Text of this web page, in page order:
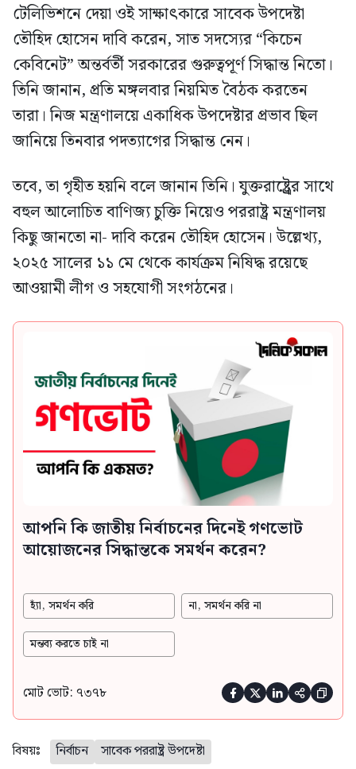
টেলিভিশনে দেয়া ওই সাক্ষাৎকারে সাবেক উপদেষ্টা
তৌহিদ হোসেন দাবি করেন, সাত সদস্যের “কিচেন
কেবিনেট” অন্তর্বর্তী সরকারের গুরুত্বপূর্ণ সিদ্ধান্ত নিতো।
তিনি জানান, প্রতি মঙ্গলবার নিয়মিত বৈঠক করতেন
তারা। নিজ মন্ত্রণালয়ে একাধিক উপদেষ্টার প্রভাব ছিল
জানিয়ে তিনবার পদত্যাগের সিদ্ধান্ত নেন।
তবে, তা গৃহীত হয়নি বলে জানান তিনি। যুক্তরাষ্ট্র্রের সাথে
বহুল আলোচিত বাণিজ্য চুক্তি নিয়েও পররাষ্ট্র মন্ত্রণালয়
কিছু জানতো না- দাবি করেন তৌহিদ হোসেন। উল্লেখ্য,
২০২৫ সালের ১১ মে থেকে কার্যক্রম নিষিদ্ধ রয়েছে
আওয়ামী লীগ ও সহযোগী সংগঠনের।
আপনি কি জাতীয় নির্বাচনের দিনেই গণভোট
আয়োজনের সিদ্ধান্তকে সমর্থন করেন?
হ্যাঁ, সমর্থন করি না, সমর্থন করি না
মন্তব্য করতে চাই না
মোট ভোট: ৭৩৭৮     
বিষয়ঃ নির্বাচন সাবেক পররাষ্ট্র উপদেষ্টা